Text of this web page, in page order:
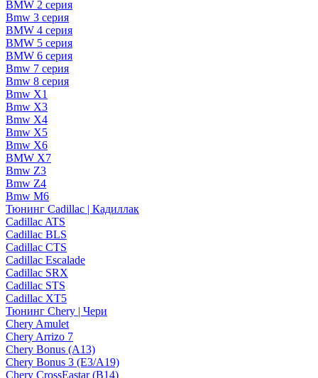
BMW 2 серия
Bmw 3 серия
BMW 4 серия
BMW 5 серия
BMW 6 серия
Bmw 7 серия
Bmw 8 серия
Bmw X1
Bmw X3
Bmw X4
Bmw X5
Bmw X6
BMW X7
Bmw Z3
Bmw Z4
Bmw М6
Тюнинг Cadillac | Кадиллак
Cadillac ATS
Cadillac BLS
Cadillac CTS
Cadillac Escalade
Cadillac SRX
Cadillac STS
Cadillac XT5
Тюнинг Chery | Чери
Chery Amulet
Chery Arrizo 7
Chery Bonus (A13)
Chery Bonus 3 (E3/A19)
Chery CrossEastar (B14)